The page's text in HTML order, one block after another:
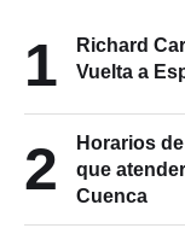
1
Richard
Vuelta a
2
Horarios
que
Cuenca